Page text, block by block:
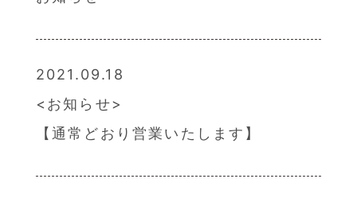
2021.09.18
お知らせ
【通常どおり営業いたします】